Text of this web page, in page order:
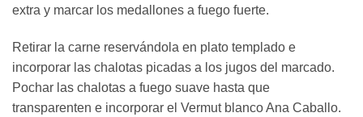
extra y marcar los medallones a fuego fuerte.
Retirar la carne reservándola en plato templado e
incorporar las chalotas picadas a los jugos del marcado.
Pochar las chalotas a fuego suave hasta que
transparenten e incorporar el Vermut blanco Ana Caballo.